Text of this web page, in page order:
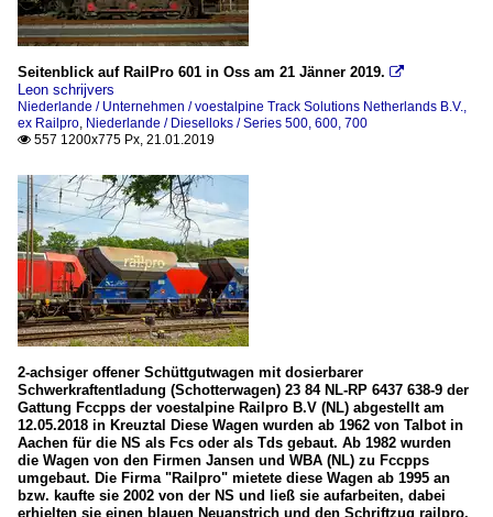
Seitenblick auf RailPro 601 in Oss am 21 Jänner 2019. 
Leon schrijvers
Niederlande / Unternehmen / voestalpine Track Solutions Netherlands B.V.,
ex Railpro, Niederlande / Dieselloks / Series 500, 600, 700
 557 1200x775 Px, 21.01.2019
2-achsiger offener Schüttgutwagen mit dosierbarer
Schwerkraftentladung (Schotterwagen) 23 84 NL-RP 6437 638-9 der
Gattung Fccpps der voestalpine Railpro B.V (NL) abgestellt am
12.05.2018 in Kreuztal Diese Wagen wurden ab 1962 von Talbot in
Aachen für die NS als Fcs oder als Tds gebaut. Ab 1982 wurden
die Wagen von den Firmen Jansen und WBA (NL) zu Fccpps
umgebaut. Die Firma "Railpro" mietete diese Wagen ab 1995 an
bzw. kaufte sie 2002 von der NS und ließ sie aufarbeiten, dabei
erhielten sie einen blauen Neuanstrich und den Schriftzug railpro.